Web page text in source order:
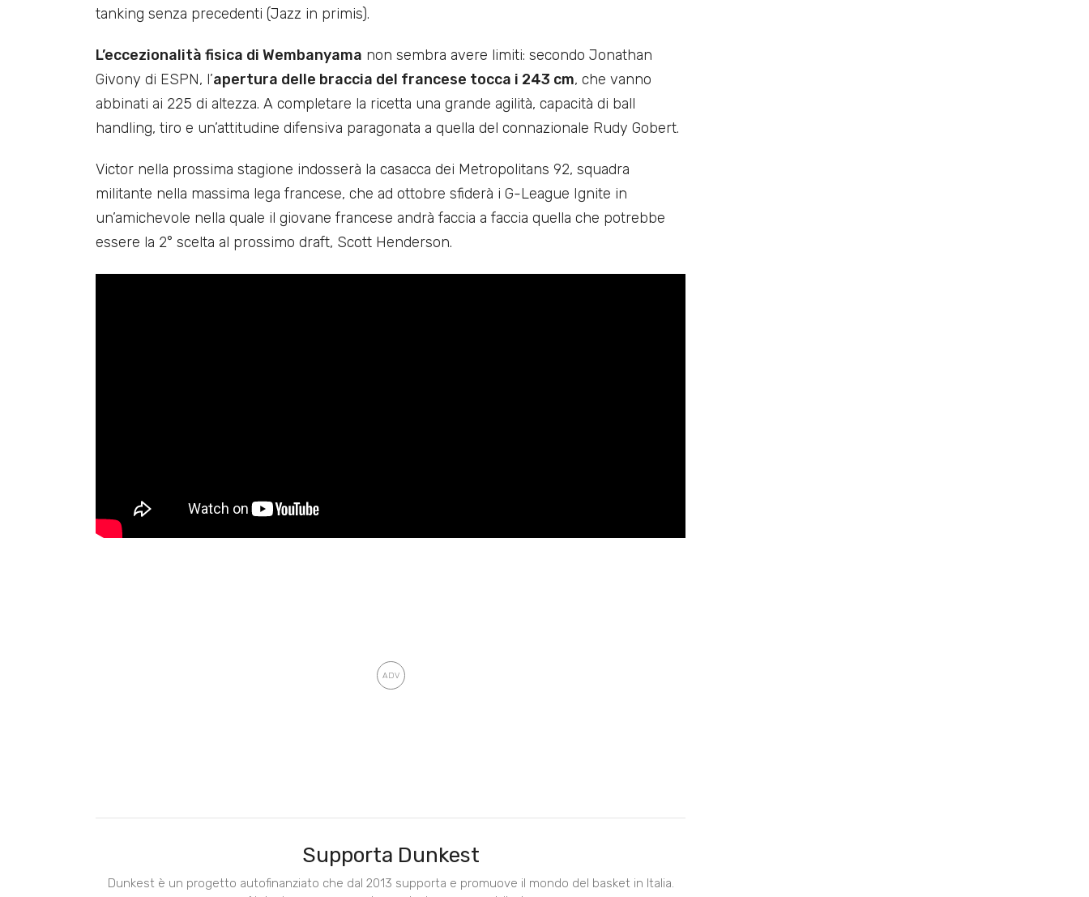
tanking senza precedenti (Jazz in primis).
L’eccezionalità fisica di Wembanyama non sembra avere limiti: secondo Jonathan
Givony di ESPN, l’apertura delle braccia del francese tocca i 243 cm, che vanno
abbinati ai 225 di altezza. A completare la ricetta una grande agilità, capacità di ball
handling, tiro e un’attitudine difensiva paragonata a quella del connazionale Rudy Gobert.
Victor nella prossima stagione indosserà la casacca dei Metropolitans 92, squadra
militante nella massima lega francese, che ad ottobre sfiderà i G-League Ignite in
un’amichevole nella quale il giovane francese andrà faccia a faccia quella che potrebbe
essere la 2° scelta al prossimo draft, Scott Henderson.
Supporta Dunkest
Dunkest è un progetto autofinanziato che dal 2013 supporta e promuove il mondo del basket in Italia.